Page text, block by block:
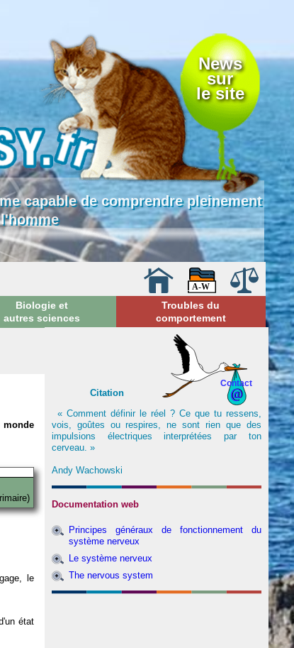
News
sur
le site
capable de comprendre pleinement
Biologie et
autres sciences
Troubles du
comportement
monde
le
état
Contact
Citation
« Comment définir le réel ? Ce que tu ressens,
vois, goûtes ou respires, ne sont rien que des
impulsions électriques interprétées par ton
cerveau. »
Andy Wachowski
Documentation web
Principes généraux de fonctionnement du
système nerveux
Le système nerveux
The nervous system